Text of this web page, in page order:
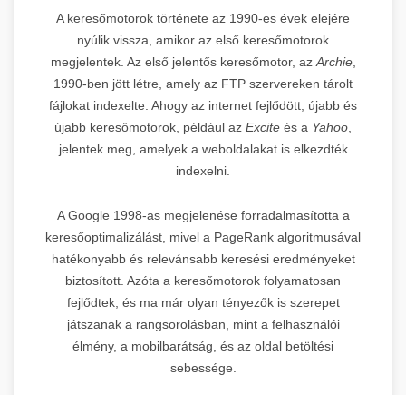
A keresőmotorok története az 1990-es évek elejére
nyúlik vissza, amikor az első keresőmotorok
megjelentek. Az első jelentős keresőmotor, azArchie,
1990-ben jött létre, amely az FTP szervereken tárolt
fájlokat indexelte. Ahogy az internet fejlődött, újabb és
újabb keresőmotorok, például az Excite és a Yahoo,
jelentek meg, amelyek a weboldalakat is elkezdték
indexelni.
A Google 1998-as megjelenése forradalmasította a
keresőoptimalizálást, mivel a PageRank algoritmusával
hatékonyabb és relevánsabb keresési eredményeket
biztosított. Azóta a keresőmotorok folyamatosan
fejlődtek, és ma már olyan tényezők is szerepet
játszanak a rangsorolásban, mint a felhasználói
élmény, a mobilbarátság, és az oldal betöltési
sebessége.